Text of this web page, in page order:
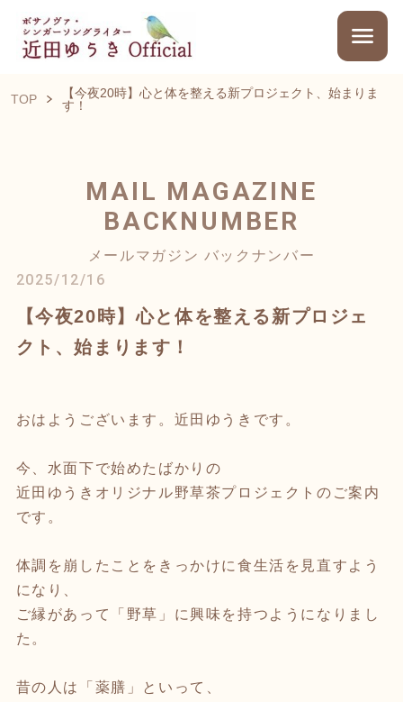
TOP
【今夜20時】心と体を整える新プロジェクト、始まりま
す！
MAIL MAGAZINE
BACKNUMBER
メールマガジン バックナンバー
2025/12/16
【今夜20時】心と体を整える新プロジェ
クト、始まります！
おはようございます。近田ゆうきです。
今、水面下で始めたばかりの
近田ゆうきオリジナル野草茶プロジェクトのご案内
です。
体調を崩したことをきっかけに食生活を見直すよう
になり、
ご縁があって「野草」に興味を持つようになりまし
た。
昔の人は「薬膳」といって、